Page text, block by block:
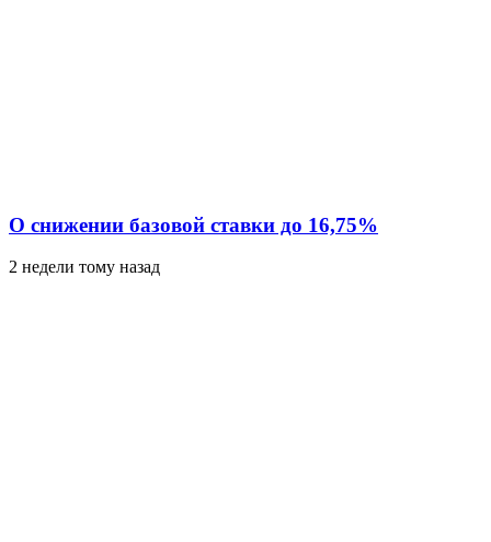
О снижении базовой ставки до 16,75%
2 недели тому назад